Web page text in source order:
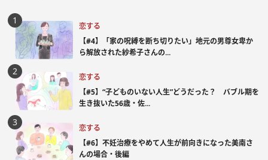
恋する
【#4】「家の呪縛を断ち切りたい」地元の男尊女卑か
ら解放された紗希子さんの...
恋する
【#5】“子どものいない人生”どうだった？ バブル期を
生き抜いた56歳・佐...
恋する
【#6】不妊治療をやめて人生が前向きになった美南さ
んの場合・後編